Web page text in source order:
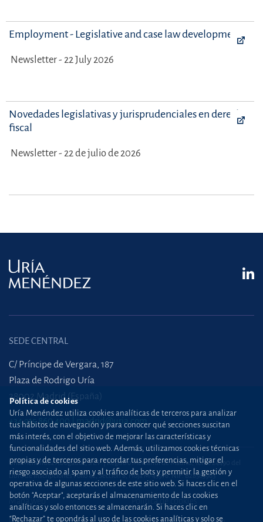
Employment - Legislative and case law developments
Newsletter - 22 July 2026
Novedades legislativas y jurisprudenciales en derecho
fiscal
Newsletter - 22 de julio de 2026
SEDE CENTRAL
C/ Príncipe de Vergara, 187
Plaza de Rodrigo Uría
28002 Madrid (España)
+34 915 860 400 madrid@uria.com
Uría Menéndez Abogados, S.L.P. | Registro Mercantil de Madrid, Tomo 24490 del
Libro de Inscripciones Folio 42, Sección 8, Hoja M-43976. NIF: B28563963
Mapa web Política de cookies
Política de cookies
Uría Menéndez utiliza cookies analíticas de terceros para analizar
tus hábitos de navegación y para conocer qué secciones suscitan
más interés, con el objetivo de mejorar las características y
funcionalidades del sitio web. Además, utilizamos cookies técnicas
propias y de terceros para recordar tus preferencias, mitigar el
riesgo asociado al spam y al tráfico de bots y permitir la gestión y
operativa de algunas secciones de este sitio web. Si haces clic en el
botón "Aceptar", aceptarás el almacenamiento de las cookies
analíticas y solo entonces se almacenarán. Si haces clic en
“Rechazar” te opondrás al uso de las cookies analíticas y solo se